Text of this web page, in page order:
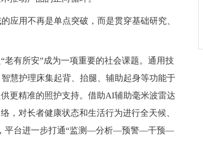
用不再是单点突破，而是贯穿基础研究、
有所安”成为一项重要的社会课题。通用技
慧护理床集起背、抬腿、辅助起身等功能于
更精准的照护支持。借助AI辅助毫米波雷达
，对长者健康状态和生活行为进行全天候、
平台进一步打通“监测—分析—预警—干预—